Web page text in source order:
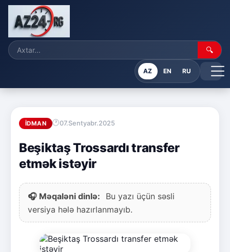
🔍
AZ EN RU
İDMAN 07.Sentyabr.2025
Beşiktaş Trossardı transfer
etmək istəyir
🎧 Məqaləni dinlə:
Bu yazı üçün səsli
versiya hələ hazırlanmayıb.